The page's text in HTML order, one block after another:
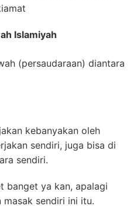
Islamiyah
(persaudaraan) diantara
kebanyakan oleh
sendiri, juga bisa di
sendiri.
banget ya kan, apalagi
masak sendiri ini itu.